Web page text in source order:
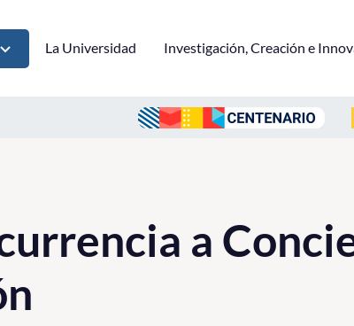
La Universidad Investigación, Creación e
a